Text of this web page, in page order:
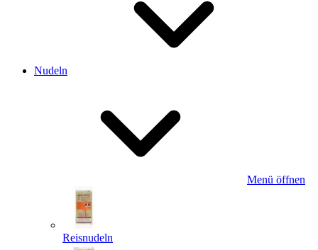
Nudeln
Menü öffnen
Reisnudeln